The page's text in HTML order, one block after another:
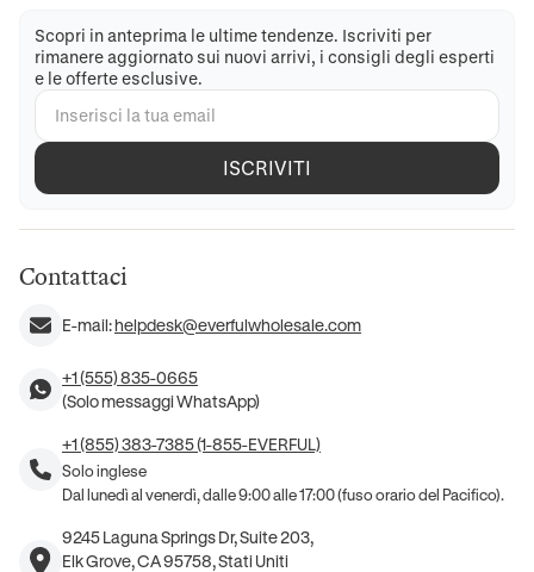
Scopri in anteprima le ultime tendenze. Iscriviti per
rimanere aggiornato sui nuovi arrivi, i consigli degli esperti
e le offerte esclusive.
ISCRIVITI
Contattaci
E-mail:helpdesk@everfulwholesale.com
+1 (555) 835-0665
(Solo messaggi WhatsApp)
+1 (855) 383-7385 (1-855-EVERFUL)
Solo inglese
Dal lunedì al venerdì, dalle 9:00 alle 17:00 (fuso orario del Pacifico).
9245 Laguna Springs Dr, Suite 203,
Elk Grove, CA 95758, Stati Uniti